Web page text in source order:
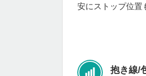
安にストップ位置
抱き線/